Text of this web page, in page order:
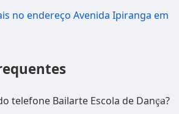
no endereço Avenida Ipiranga em
telefone Bailarte Escola de Dança?